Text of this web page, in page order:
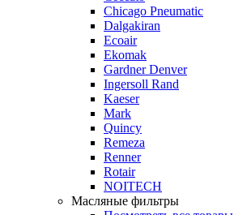
Chicago Pneumatic
Dalgakiran
Ecoair
Ekomak
Gardner Denver
Ingersoll Rand
Kaeser
Mark
Quincy
Remeza
Renner
Rotair
NOITECH
Масляные фильтры